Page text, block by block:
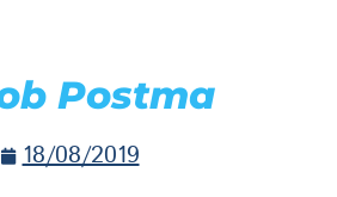
Postma
18/08/2019